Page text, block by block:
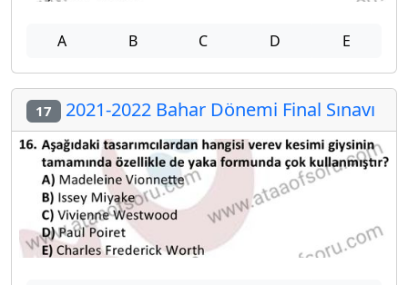
A B C D E
17 2021-2022 Bahar Dönemi Final Sınavı